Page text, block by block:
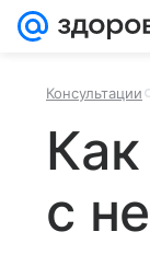
Консультации
с